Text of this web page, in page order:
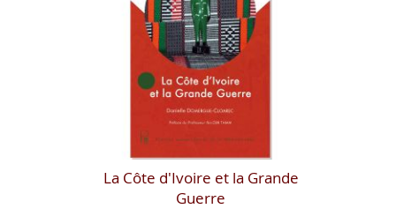
La Côte d'Ivoire et la Grande
Guerre